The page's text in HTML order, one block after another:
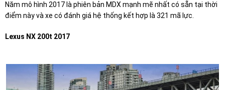
Năm mô hình 2017 là phiên bản MDX mạnh mẽ nhất có sẵn tại thời
điểm này và xe có đánh giá hệ thống kết hợp là 321 mã lực.
Lexus NX 200t 2017